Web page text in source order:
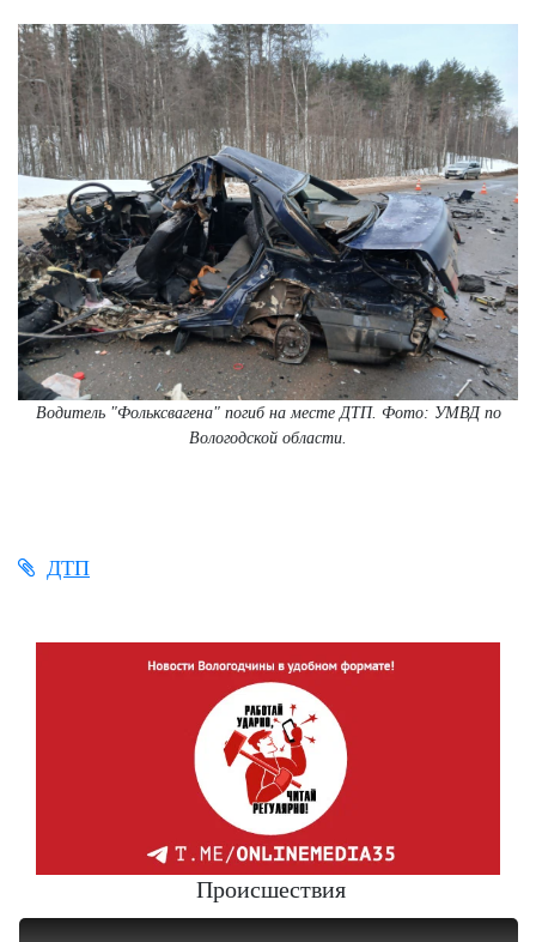
Водитель "Фольксвагена" погиб на месте ДТП. Фото: УМВД по
Вологодской области.
ДТП
Происшествия